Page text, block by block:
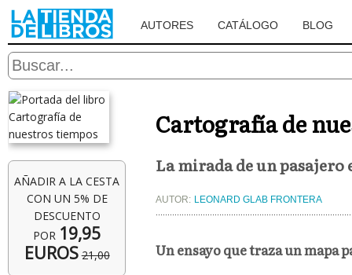
AUTORES CATÁLOGO BLOG
AÑADIR A LA CESTA
CON UN 5% DE
DESCUENTO
POR 19,95
EUROS 21,00
Cartografía de
La mirada de un pasajero
AUTOR: LEONARD GLAB FRONTERA
Un ensayo que traza un mapa